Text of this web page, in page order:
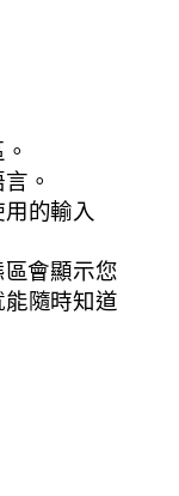
。
的輸入
會顯示您
能隨時知道